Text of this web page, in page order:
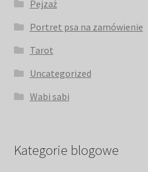
Pejzaż
Portret psa na zamówienie
Tarot
Uncategorized
Wabi sabi
Kategorie blogowe